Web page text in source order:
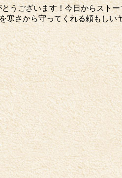
うございます！今日からスト
を寒さから守ってくれる頼